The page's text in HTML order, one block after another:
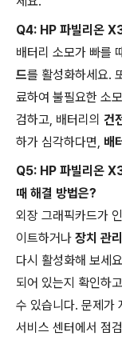
Q4: HP 파빌리온
배터리 소모가 빠를
드를 활성화하세요.
료하여 불필요한 소
검하고, 배터리의 건
하가 심각하다면, 배
Q5: HP 파빌리온
때 해결 방법은?
외장 그래픽카드가
이트하거나 장치 관
다시 활성화해 보세
되어 있는지 확인하
수 있습니다. 문제가
서비스 센터에서 점